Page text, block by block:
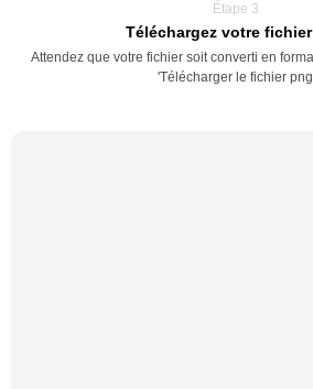
Étape 3
Téléchargez votre
Attendez que votre fichier soit converti en
'Télécharger le fichier